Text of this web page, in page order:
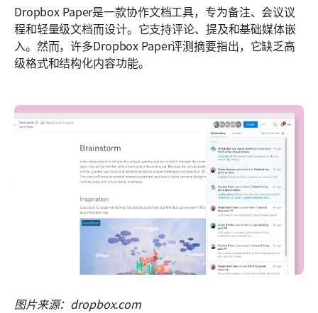
Dropbox Paper是一款协作文档工具，专为备注、会议议
程和轻量级文档而设计。它支持评论、提及和基础媒体嵌
入。然而，许多Dropbox Paper评测摘要指出，它缺乏高
级格式和结构化内容功能。
图片来源：dropbox.com